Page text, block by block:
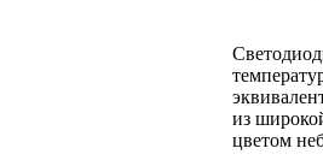
из
цветом